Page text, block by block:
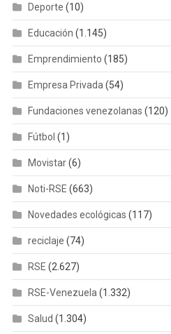
Deporte (10)
Educación (1.145)
Emprendimiento (185)
Empresa Privada (54)
Fundaciones venezolanas (120)
Fútbol (1)
Movistar(6)
Noti-RSE (663)
Novedades ecológicas (117)
reciclaje (74)
RSE (2.627)
RSE-Venezuela (1.332)
Salud (1.304)